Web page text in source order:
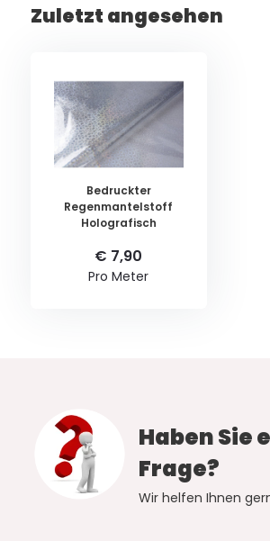
Zuletzt angesehen
Bedruckter
Regenmantelstoff
Holografisch
€ 7,90
Pro Meter
Haben Sie
Frage?
Wir helfen Ihnen